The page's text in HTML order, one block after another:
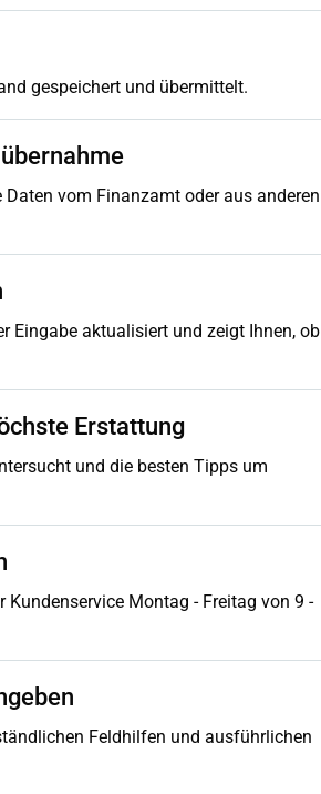
gespeichert und übermittelt.
vom Finanzamt oder aus anderen
Eingabe aktualisiert und zeigt Ihnen, ob
Erstattung
und die besten Tipps um
Montag - Freitag von 9 -
Feldhilfen und ausführlichen